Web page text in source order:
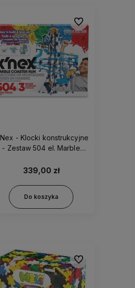
- Klocki konstrukcyjne
- Zestaw 504 el. Marble
339,00 zł
Do koszyka
Do ulubionych
Do ulubionych